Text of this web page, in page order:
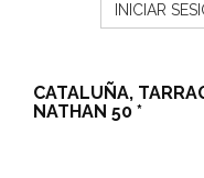
INICIAR
CATALUÑA,
NATHAN 50 *